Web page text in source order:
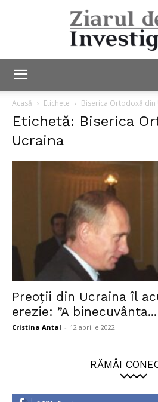
Acasă Etichete Biserica Ortodoxă din
Etichetă: Biserica
Ucraina
Preoţii din Ucraina îl
erezie: ”A binecuvânta...
Cristina Antal - 12 aprilie 2022
RĂMÂI